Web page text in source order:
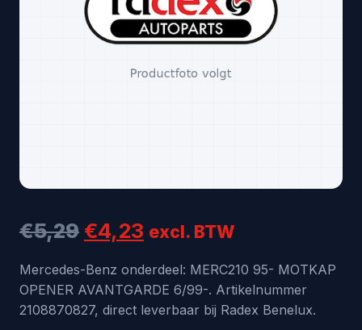
€5,29Oorspronkelijke
prijs
was:
€4,23 Huidige
prijs
is:
excl. BTW
Mercedes-Benz onderdeel: MERC210 95- MOTKAP
OPENER AVANTGARDE 6/99-. Artikelnummer
2108870827, direct leverbaar bij Radex Benelux.